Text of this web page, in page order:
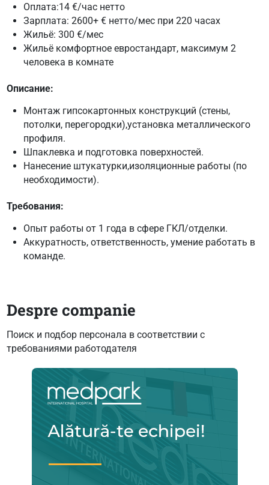
Оплата:14 €/час нетто
Зарплата: 2600+ € нетто/мес при 220 часах
Жильё: 300 €/мес
Жильё комфортное евростандарт, максимум 2
человека в комнате
Описание:
Монтаж гипсокартонных конструкций (стены,
потолки, перегородки),установка металлического
профиля.
Шпаклевка и подготовка поверхностей.
Нанесение штукатурки,изоляционные работы (по
необходимости).
Требования:
Опыт работы от 1 года в сфере ГКЛ/отделки.
Аккуратность, ответственность, умение работать в
команде.
Despre companie
Поиск и подбор персонала в соответствии с
требованиями работодателя